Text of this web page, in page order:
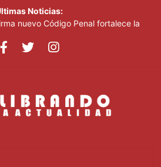
Noticias:
nuevo Código Penal fortalece la
Sombrero regresa a Ocoa con una
y mujeres
“No lo beses”
XVI congreso internacional de
PMI República Dominicana